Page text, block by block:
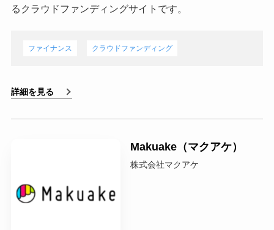
るクラウドファンディングサイトです。
ファイナンス クラウドファンディング
詳細を見る
Makuake（マクアケ）
株式会社マクアケ